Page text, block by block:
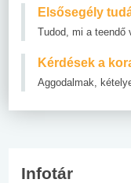
Elsősegély
Tudod, mi a teendő
Kérdések a
Aggodalmak,
Infotár